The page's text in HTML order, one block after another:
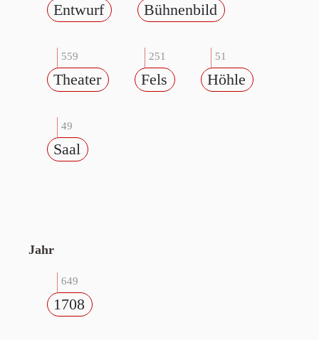
Entwurf Bühnenbild
559
Theater
251
Fels
51
Höhle
49
Saal
Jahr
649
1708